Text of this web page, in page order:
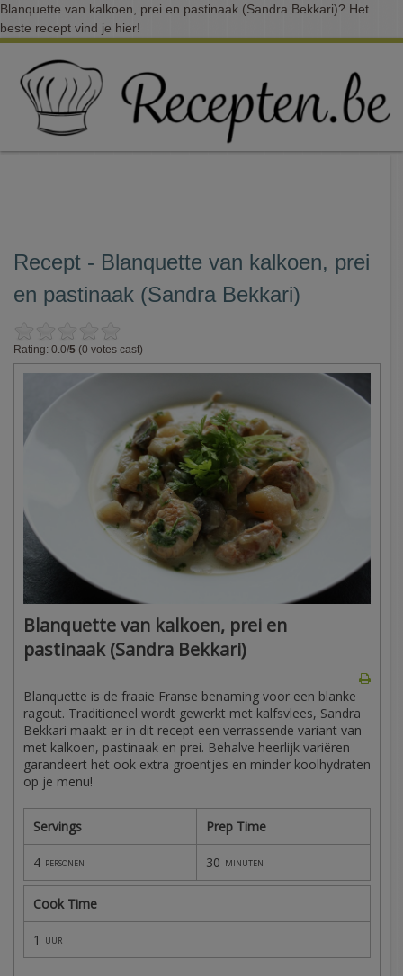
Blanquette van kalkoen, prei en pastinaak (Sandra Bekkari)? Het
beste recept vind je hier!
Recept - Blanquette van kalkoen, prei
en pastinaak (Sandra Bekkari)
Rating: 0.0/5 (0 votes cast)
Blanquette van kalkoen, prei en
pastinaak (Sandra Bekkari)
Blanquette is de fraaie Franse benaming voor een blanke
ragout. Traditioneel wordt gewerkt met kalfsvlees, Sandra
Bekkari maakt er in dit recept een verrassende variant van
met kalkoen, pastinaak en prei. Behalve heerlijk variëren
garandeert het ook extra groentjes en minder koolhydraten
op je menu!
Servings Prep Time
4 personen 30 minuten
Cook Time
1 uur